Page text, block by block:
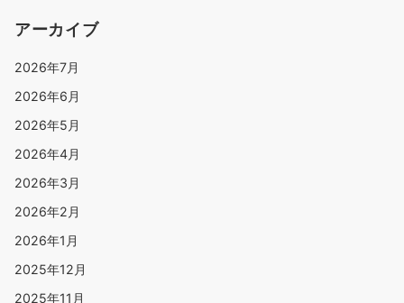
アーカイブ
2026年7月
2026年6月
2026年5月
2026年4月
2026年3月
2026年2月
2026年1月
2025年12月
2025年11月